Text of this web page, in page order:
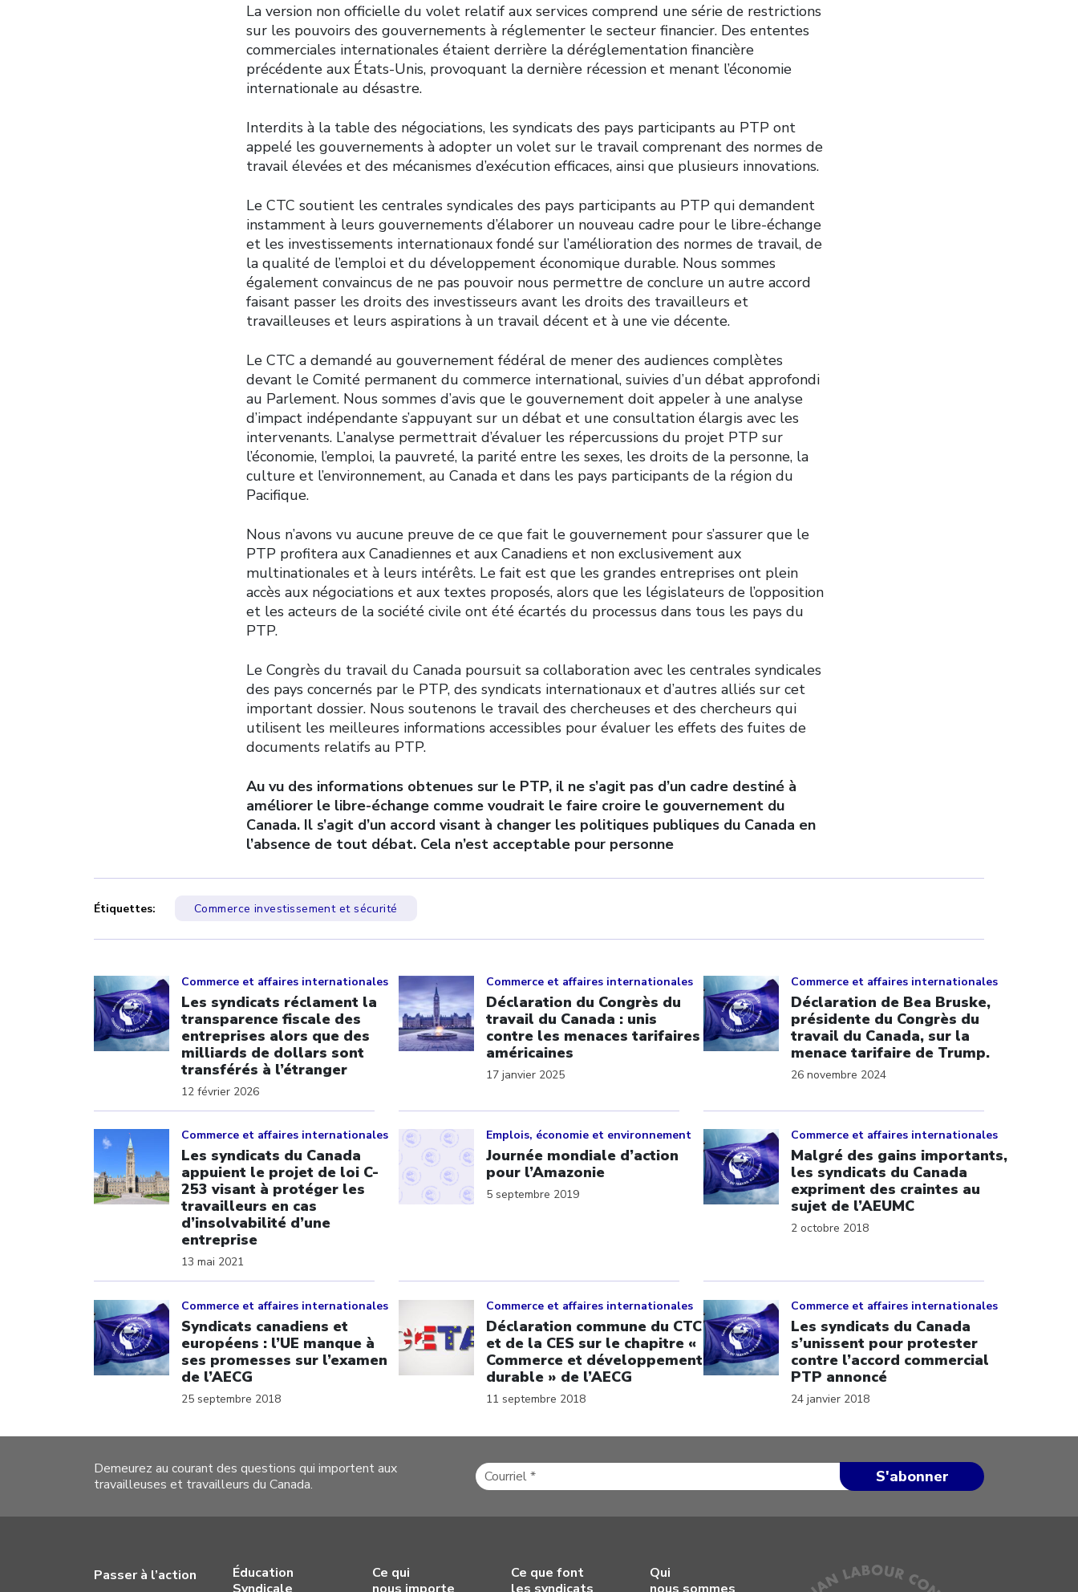
La version non officielle du volet relatif aux services comprend une série de restrictions
sur les pouvoirs des gouvernements à réglementer le secteur financier. Des ententes
commerciales internationales étaient derrière la déréglementation financière
précédente aux États-Unis, provoquant la dernière récession et menant l’économie
internationale au désastre.
Interdits à la table des négociations, les syndicats des pays participants au PTP ont
appelé les gouvernements à adopter un volet sur le travail comprenant des normes de
travail élevées et des mécanismes d’exécution efficaces, ainsi que plusieurs innovations.
Le CTC soutient les centrales syndicales des pays participants au PTP qui demandent
instamment à leurs gouvernements d’élaborer un nouveau cadre pour le libre-échange
et les investissements internationaux fondé sur l’amélioration des normes de travail, de
la qualité de l’emploi et du développement économique durable. Nous sommes
également convaincus de ne pas pouvoir nous permettre de conclure un autre accord
faisant passer les droits des investisseurs avant les droits des travailleurs et
travailleuses et leurs aspirations à un travail décent et à une vie décente.
Le CTC a demandé au gouvernement fédéral de mener des audiences complètes
devant le Comité permanent du commerce international, suivies d’un débat approfondi
au Parlement. Nous sommes d’avis que le gouvernement doit appeler à une analyse
d’impact indépendante s’appuyant sur un débat et une consultation élargis avec les
intervenants. L’analyse permettrait d’évaluer les répercussions du projet PTP sur
l’économie, l’emploi, la pauvreté, la parité entre les sexes, les droits de la personne, la
culture et l’environnement, au Canada et dans les pays participants de la région du
Pacifique.
Nous n’avons vu aucune preuve de ce que fait le gouvernement pour s’assurer que le
PTP profitera aux Canadiennes et aux Canadiens et non exclusivement aux
multinationales et à leurs intérêts. Le fait est que les grandes entreprises ont plein
accès aux négociations et aux textes proposés, alors que les législateurs de l’opposition
et les acteurs de la société civile ont été écartés du processus dans tous les pays du
PTP.
Le Congrès du travail du Canada poursuit sa collaboration avec les centrales syndicales
des pays concernés par le PTP, des syndicats internationaux et d’autres alliés sur cet
important dossier. Nous soutenons le travail des chercheuses et des chercheurs qui
utilisent les meilleures informations accessibles pour évaluer les effets des fuites de
documents relatifs au PTP.
Au vu des informations obtenues sur le PTP, il ne s’agit pas d’un cadre destiné à
améliorer le libre-échange comme voudrait le faire croire le gouvernement du
Canada. Il s’agit d’un accord visant à changer les politiques publiques du Canada en
l’absence de tout débat. Cela n’est acceptable pour personne
Étiquettes: Commerce investissement et sécurité
Commerce et affaires internationales
Les syndicats réclament la
transparence fiscale des
entreprises alors que des
milliards de dollars sont
transférés à l’étranger
12 février 2026
Commerce et affaires internationales
Déclaration du Congrès du
travail du Canada : unis
contre les menaces tarifaires
américaines
17 janvier 2025
Commerce et affaires internationales
Déclaration de Bea Bruske,
présidente du Congrès du
travail du Canada, sur la
menace tarifaire de Trump.
26 novembre 2024
Commerce et affaires internationales
Les syndicats du Canada
appuient le projet de loi C-
253 visant à protéger les
travailleurs en cas
d’insolvabilité d’une
entreprise
13 mai 2021
Emplois, économie et environnement
Journée mondiale d’action
pour l’Amazonie
5 septembre 2019
Commerce et affaires internationales
Malgré des gains importants,
les syndicats du Canada
expriment des craintes au
sujet de l’AEUMC
2 octobre 2018
Commerce et affaires internationales
Syndicats canadiens et
européens : l’UE manque à
ses promesses sur l’examen
de l’AECG
25 septembre 2018
Commerce et affaires internationales
Déclaration commune du CTC
et de la CES sur le chapitre «
Commerce et développement
durable » de l’AECG
11 septembre 2018
Commerce et affaires internationales
Les syndicats du Canada
s’unissent pour protester
contre l’accord commercial
PTP annoncé
24 janvier 2018
Demeurez au courant des questions qui importent aux
travailleuses et travailleurs du Canada.
Passer à l’action
Éducation
Ce qui
Ce que font
Qui